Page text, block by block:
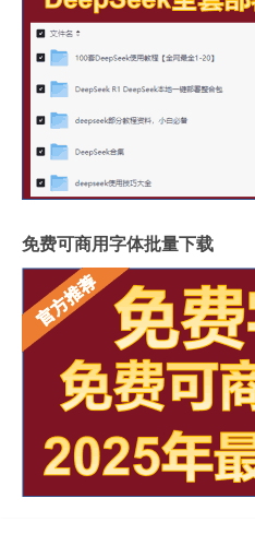
免费可商用字体批量下载